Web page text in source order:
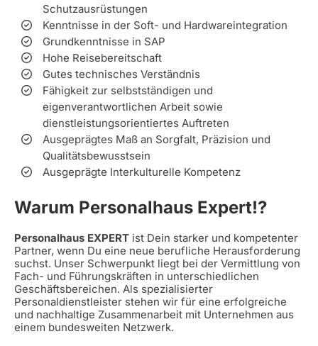
Schutzausrüstungen
Kenntnisse in der Soft- und Hardwareintegration
Grundkenntnisse in SAP
Hohe Reisebereitschaft
Gutes technisches Verständnis
Fähigkeit zur selbstständigen und
eigenverantwortlichen Arbeit sowie
dienstleistungsorientiertes Auftreten
Ausgeprägtes Maß an Sorgfalt, Präzision und
Qualitätsbewusstsein
Ausgeprägte Interkulturelle Kompetenz
Warum Personalhaus Expert!?
Personalhaus EXPERT ist Dein starker und kompetenter
Partner, wenn Du eine neue berufliche Herausforderung
suchst. Unser Schwerpunkt liegt bei der Vermittlung von
Fach- und Führungskräften in unterschiedlichen
Geschäftsbereichen. Als spezialisierter
Personaldienstleister stehen wir für eine erfolgreiche
und nachhaltige Zusammenarbeit mit Unternehmen aus
einem bundesweiten Netzwerk.